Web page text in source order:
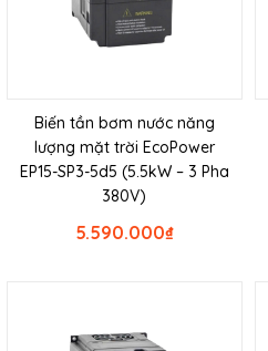
Biến tần bơm nước năng
lượng mặt trời EcoPower
EP15-SP3-5d5 (5.5kW – 3 Pha
380V)
₫
5.590.000